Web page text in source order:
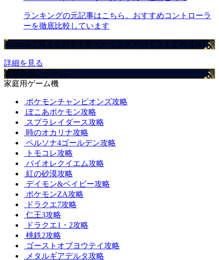
ランキングの元記事はこちら。おすすめコントローラ
ーを徹底比較しています
Amazonで買えるおすすめゲーミングデバイスまとめ【ad】
詳細を見る
攻略取扱いゲーム
家庭用ゲーム機
ポケモンチャンピオンズ攻略
ぽこあポケモン攻略
スプラレイダース攻略
時のオカリナ攻略
ペルソナ4ゴールデン攻略
トモコレ攻略
バイオレクイエム攻略
紅の砂漠攻略
デイモン&ベイビー攻略
ポケモンZA攻略
ドラクエ7攻略
仁王3攻略
ドラクエ1・2攻略
桃鉄2攻略
ゴーストオブヨウテイ攻略
メタルギアデルタ攻略